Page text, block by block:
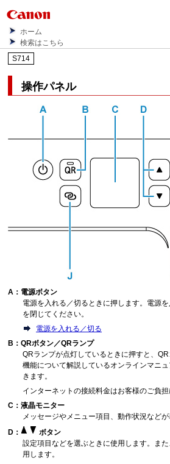
ホーム
検索はこちら
S714
操作パネル
A：電源ボタン
電源を入れる／切るときに押します。電源
を閉じてください。
電源を入れる／切る
B：QRボタン／QRランプ
QRランプが点灯しているときに押すと、
機能について解説しているオンラインマニ
きます。
インターネットの接続料金はお客様のご負担
C：液晶モニター
メッセージやメニュー項目、動作状況などが
D：
ボタン
設定項目などを選ぶときに使用します。ま
用します。